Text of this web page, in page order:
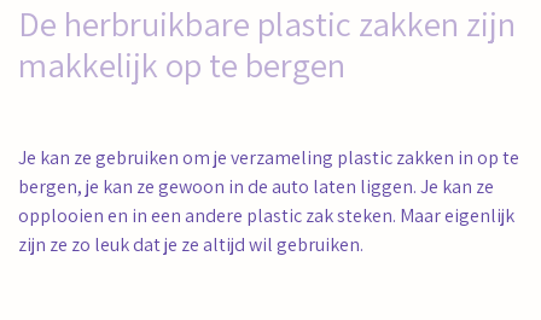
De herbruikbare plastic zakken zijn
makkelijk op te bergen
Je kan ze gebruiken om je verzameling plastic zakken in op te
bergen, je kan ze gewoon in de auto laten liggen. Je kan ze
opplooien en in een andere plastic zak steken. Maar eigenlijk
zijn ze zo leuk dat je ze altijd wil gebruiken.